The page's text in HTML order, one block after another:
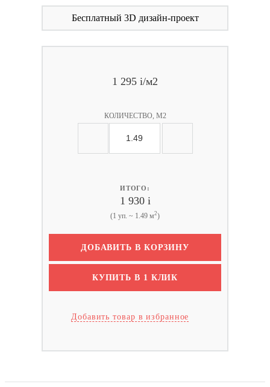
Бесплатный 3D дизайн-проект
1 295 i/м2
КОЛИЧЕСТВО, М2
ИТОГО:
1 930 i
(1 уп. ~ 1.49 м2)
ДОБАВИТЬ В КОРЗИНУ
КУПИТЬ В 1 КЛИК
Добавить товар в избранное